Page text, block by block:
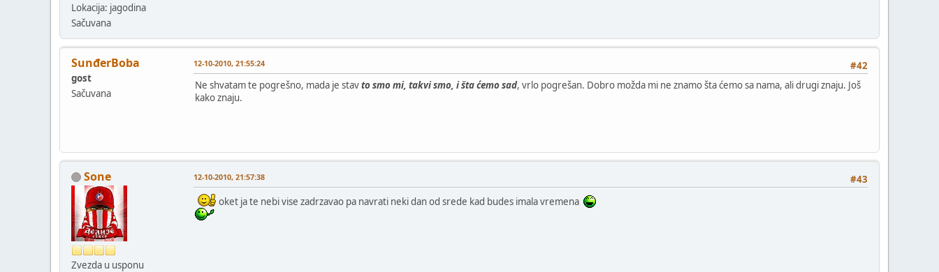
Lokacija: jagodina
Sačuvana
SunđerBoba
gost
Sačuvana
#42
12-10-2010, 21:55:24
Ne shvatam te pogrešno, mada je stavto smo mi, takvi smo, i šta ćemo sad, vrlo pogrešan. Dobro možda mi ne znamo šta ćemo sa nama, ali drugi znaju. Još
kako znaju.
Sone
Zvezda u usponu
#43
12-10-2010, 21:57:38
oket ja te nebi vise zadrzavao pa navrati neki dan od srede kad budes imala vremena